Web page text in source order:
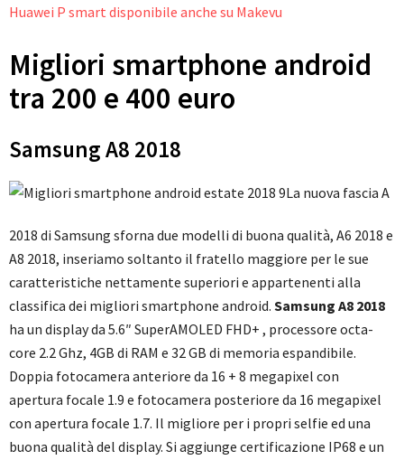
Huawei P smart disponibile anche su Makevu
Migliori smartphone android
tra 200 e 400 euro
Samsung A8 2018
La nuova fascia A
2018 di Samsung sforna due modelli di buona qualità, A6 2018 e
A8 2018, inseriamo soltanto il fratello maggiore per le sue
caratteristiche nettamente superiori e appartenenti alla
classifica dei migliori smartphone android. Samsung A8 2018
ha un display da 5.6″ SuperAMOLED FHD+ , processore octa-
core 2.2 Ghz, 4GB di RAM e 32 GB di memoria espandibile.
Doppia fotocamera anteriore da 16 + 8 megapixel con
apertura focale 1.9 e fotocamera posteriore da 16 megapixel
con apertura focale 1.7. Il migliore per i propri selfie ed una
buona qualità del display. Si aggiunge certificazione IP68 e un